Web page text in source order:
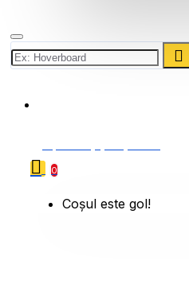
0
Coșul este gol!